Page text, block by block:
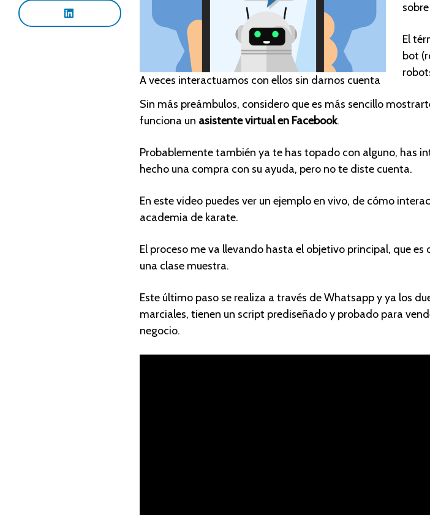
A veces interactuamos con ellos sin darnos cuenta
El
bot
Sin más preámbulos, considero que es más sencillo
funciona un asistente virtual en Facebook.
Probablemente también ya te has topado con alguno, has
hecho una compra con su ayuda, pero no te diste cuenta.
En este video puedes ver un ejemplo en vivo, de cómo
academia de karate.
El proceso me va llevando hasta el objetivo principal, que
una clase muestra.
Este último paso se realiza a través de Whatsapp y ya los
marciales, tienen un script prediseñado y probado para
negocio.